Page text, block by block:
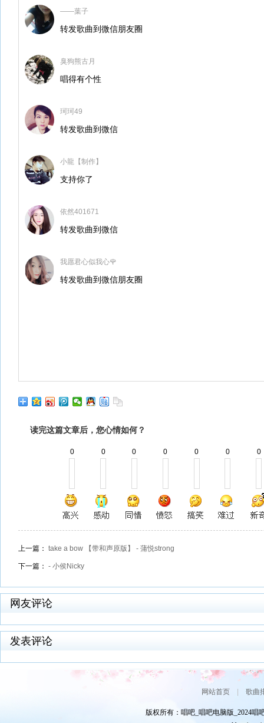
——葉子
转发歌曲到微信朋友圈
臭狗熊古月
唱得有个性
珂珂49
转发歌曲到微信
小龍【制作】
支持你了
依然401671
转发歌曲到微信
我愿君心似我心🌹
转发歌曲到微信朋友圈
读完这篇文章后，您心情如何？
0 0 0 0 0 0 0
上一篇： take a bow 【带和声原版】 - 蒲悦strong
下一篇： - 小侯Nicky
网友评论
发表评论
网站首页| 歌曲
版权所有：唱吧_唱吧电脑版_2024唱